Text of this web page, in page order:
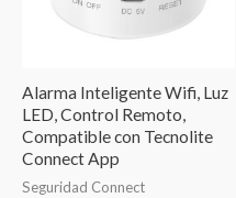
Alarma Inteligente Wifi, Luz
LED, Control Remoto,
Compatible con Tecnolite
Connect App
Seguridad Connect